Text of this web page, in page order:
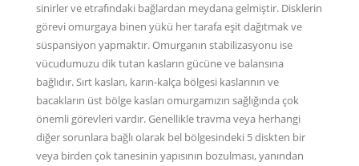
sinirler ve etrafındaki bağlardan meydana gelmiştir. Disklerin
görevi omurgaya binen yükü her tarafa eşit dağıtmak ve
süspansiyon yapmaktır. Omurganın stabilizasyonu ise
vücudumuzu dik tutan kasların gücüne ve balansına
bağlıdır. Sırt kasları, karın-kalça bölgesi kaslarının ve
bacakların üst bölge kasları omurgamızın sağlığında çok
önemli görevleri vardır. Genellikle travma veya herhangi
diğer sorunlara bağlı olarak bel bölgesindeki 5 diskten bir
veya birden çok tanesinin yapısının bozulması, yanından